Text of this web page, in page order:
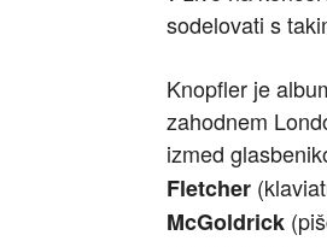
sodelovati s
Knopfler je
zahodnem
izmed
Fletcher
McGoldrick